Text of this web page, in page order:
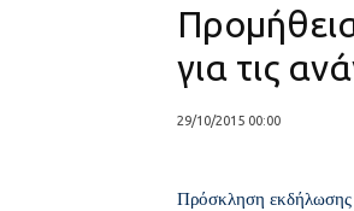
για τις
29/10/2015 00:00
Πρόσκληση εκδήλωσης